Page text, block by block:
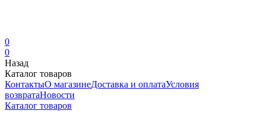
0
0
Назад
Каталог товаров
КонтактыО магазинеДоставка и оплатаУсловия
возвратаНовости
Каталог товаров